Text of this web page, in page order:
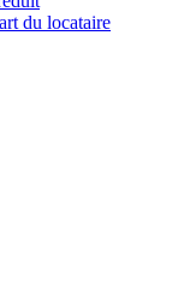
du locataire